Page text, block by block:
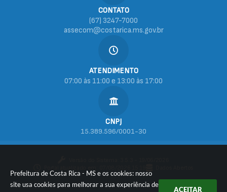
Prefeitura de Costa Rica - MS e os cookies: nosso
site usa cookies para melhorar a sua experiência de
ACEITAR
CONTATO
(67) 3247-7000
assecom@costarica.ms.gov.br
ATENDIMENTO
07:00 às 11:00 e 13:00 às 17:00
CNPJ
15.389.596/0001-30